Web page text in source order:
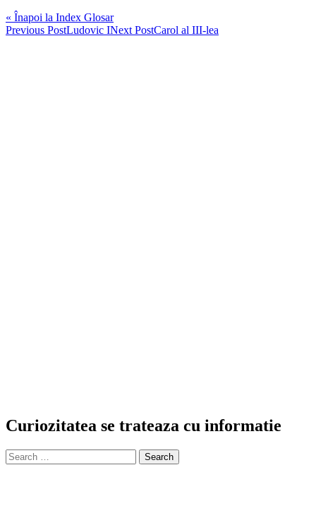
« Înapoi la Index Glosar
Post
Previous PostLudovic INext PostCarol al III-lea
Curiozitatea se trateaza cu informatie
Search
for: